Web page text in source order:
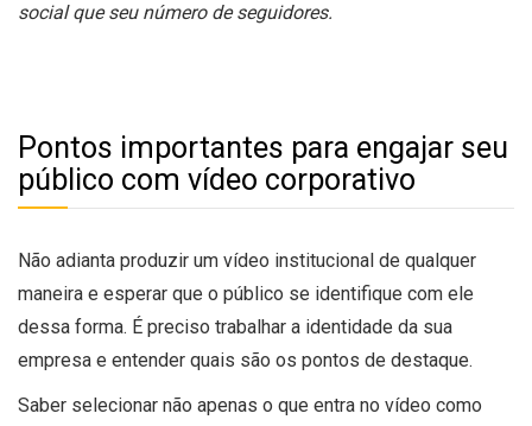
social que seu número de seguidores.
Pontos importantes para engajar seu
público com vídeo corporativo
Não adianta produzir um vídeo institucional de qualquer
maneira e esperar que o público se identifique com ele
dessa forma. É preciso trabalhar a identidade da sua
empresa e entender quais são os pontos de destaque.
Saber selecionar não apenas o que entra no vídeo como